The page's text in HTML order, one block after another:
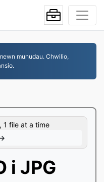
munudau. Chwilio,
1 file at a time
i JPG